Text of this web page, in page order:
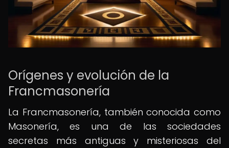
Orígenes y evolución de la
Francmasonería
La Francmasonería, también conocida como
Masonería, es una de las sociedades
secretas más antiguas y misteriosas del